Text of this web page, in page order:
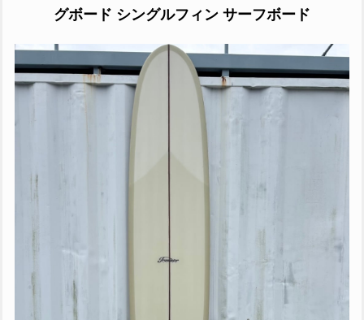
グボード シングルフィン サーフボード